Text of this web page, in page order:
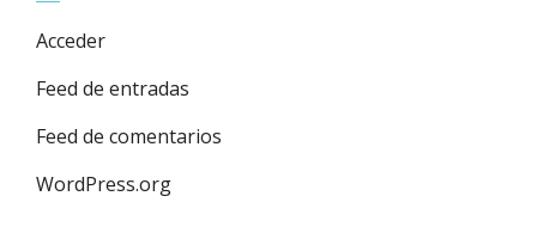
Acceder
Feed de entradas
Feed de comentarios
WordPress.org